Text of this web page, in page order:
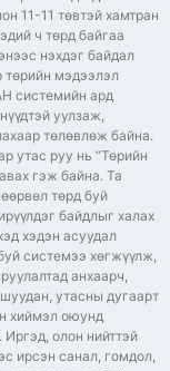
11-11 төвтэй хамтран
ч төрд байгаа
нэхдэг байдал
төрийн мэдээлэл
системийн ард
уулзаж,
төлөвлөж байна.
утас руу нь “Төрийн
гэж байна. Та
төрд буй
байдлыг халах
хэдэн асуудал
системээ хөгжүүлж,
анхаарч,
утасны дугаарт
хиймэл оюунд
Иргэд, олон нийттэй
ирсэн санал, гомдол,